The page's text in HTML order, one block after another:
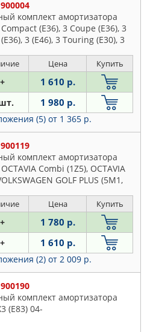
комплект амортизатора
(E36), 3 Coupe (E36), 3
3 (E46), 3 Touring (E30), 3
Touring (E34), 7 (E23), 7 (E32), 7
Цена Купить
+ 1 610 р.
1 980 р.
(5) от 1 365 р.
комплект амортизатора
Combi (1Z5), OCTAVIA
GOLF PLUS (5M1,
Variant (AJ5), GOLF VI (5K1),
(1K2), TOURAN (1T1, 1T2)
Цена Купить
+ 1 780 р.
+ 1 610 р.
(2) от 2 009 р.
комплект амортизатора
(E83) 04-